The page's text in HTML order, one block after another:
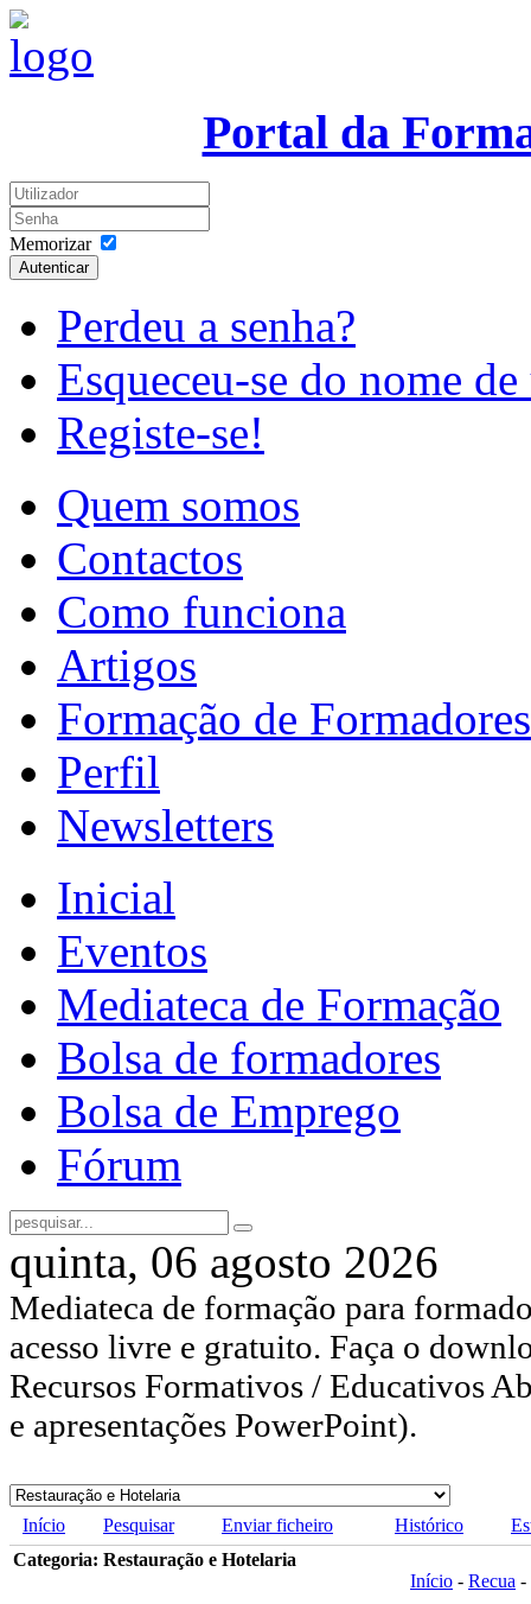
Portal da
Memorizar
Autenticar
Perdeu a senha?
Esqueceu-se do nome
Registe-se!
Quem somos
Contactos
Como funciona
Artigos
Formação de Formadores
Perfil
Newsletters
Inicial
Eventos
Mediateca de Formação
Bolsa de formadores
Bolsa de Emprego
Fórum
quinta, 06 agosto 2026
Mediateca de formação para
acesso livre e gratuito. Faça o
Recursos Formativos / Educativos
e apresentações PowerPoint).
Início Pesquisar Enviar ficheiro Histórico
Categoria: Restauração e Hotelaria
Início - Recua -